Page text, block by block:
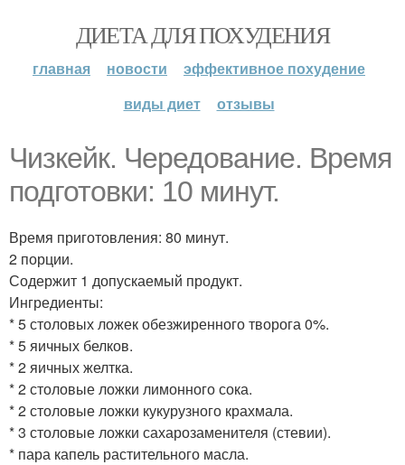
ДИЕТА ДЛЯ ПОХУДЕНИЯ
главная новости
эффективное похудение
виды диет
отзывы
Чизкейк. Чередование. Время
подготовки: 10 минут.
Время приготовления: 80 минут.
2 порции.
Содержит 1 допускаемый продукт.
Ингредиенты:
* 5 столовых ложек обезжиренного творога 0%.
* 5 яичных белков.
* 2 яичных желтка.
* 2 столовые ложки лимонного сока.
* 2 столовые ложки кукурузного крахмала.
* 3 столовые ложки сахарозаменителя (стевии).
* пара капель растительного масла.